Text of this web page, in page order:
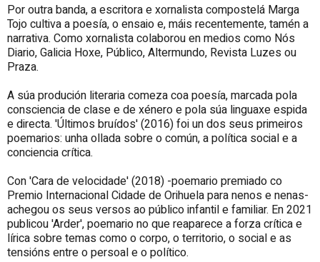
Por outra banda, a escritora e xornalista compostelá Marga
Tojo cultiva a poesía, o ensaio e, máis recentemente, tamén a
narrativa. Como xornalista colaborou en medios como Nós
Diario, Galicia Hoxe, Público, Altermundo, Revista Luzes ou
Praza.
A súa produción literaria comeza coa poesía, marcada pola
consciencia de clase e de xénero e pola súa linguaxe espida
e directa. 'Últimos bruídos' (2016) foi un dos seus primeiros
poemarios: unha ollada sobre o común, a política social e a
conciencia crítica.
Con 'Cara de velocidade' (2018) -poemario premiado co
Premio Internacional Cidade de Orihuela para nenos e nenas-
achegou os seus versos ao público infantil e familiar. En 2021
publicou 'Arder', poemario no que reaparece a forza crítica e
lírica sobre temas como o corpo, o territorio, o social e as
tensións entre o persoal e o político.